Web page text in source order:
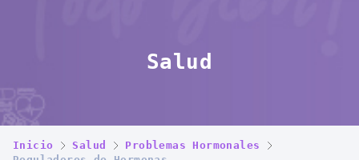
Salud
Inicio Salud
Problemas Hormonales